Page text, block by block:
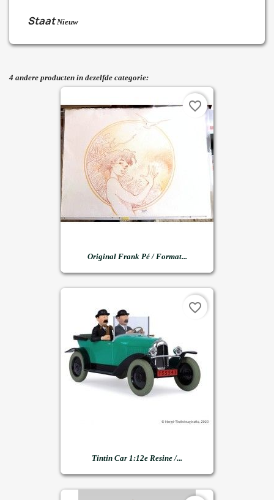
Staat Nieuw
4 andere producten in dezelfde categorie:
Original Frank Pé / Format...
favorite_border
Tintin Car 1:12e Resine /...
favorite_border